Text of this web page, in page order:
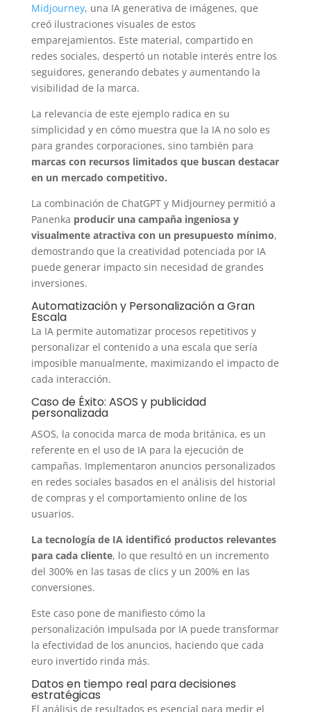
Midjourney, una IA generativa de imágenes, que
creó ilustraciones visuales de estos
emparejamientos. Este material, compartido en
redes sociales, despertó un notable interés entre los
seguidores, generando debates y aumentando la
visibilidad de la marca.
La relevancia de este ejemplo radica en su
simplicidad y en cómo muestra que la IA no solo es
para grandes corporaciones, sino también para
marcas con recursos limitados que buscan destacar
en un mercado competitivo.
La combinación de ChatGPT y Midjourney permitió a
Panenka producir una campaña ingeniosa y
visualmente atractiva con un presupuesto mínimo,
demostrando que la creatividad potenciada por IA
puede generar impacto sin necesidad de grandes
inversiones.
Automatización y Personalización a Gran
Escala
La IA permite automatizar procesos repetitivos y
personalizar el contenido a una escala que sería
imposible manualmente, maximizando el impacto de
cada interacción.
Caso de Éxito: ASOS y publicidad
personalizada
ASOS, la conocida marca de moda británica, es un
referente en el uso de IA para la ejecución de
campañas. Implementaron anuncios personalizados
en redes sociales basados en el análisis del historial
de compras y el comportamiento online de los
usuarios.
La tecnología de IA identificó productos relevantes
para cada cliente, lo que resultó en un incremento
del 300% en las tasas de clics y un 200% en las
conversiones.
Este caso pone de manifiesto cómo la
personalización impulsada por IA puede transformar
la efectividad de los anuncios, haciendo que cada
euro invertido rinda más.
Datos en tiempo real para decisiones
estratégicas
El análisis de resultados es esencial para medir el